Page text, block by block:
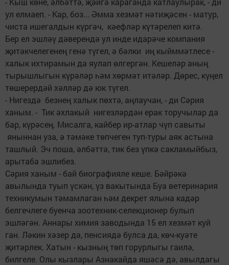
ул елмаеп. - Кар, боз... Әмма хезмәт нәтиҗәсен - матур,
чиста ишегалдын күргәч, кәефләр күтәрелеп китә.
Бер ел эшләү дәверендә ул инде идарәче компания
җитәкчелегенең генә түгел, ә бәлки иң кыйммәтлесе -
халык ихтирамын да яулап өлгергән. Кешеләр аның
тырышлыгын күрәләр һәм хөрмәт итәләр. Дөрес, күңел
төшерердәй хәлләр дә юк түгел.
- Нигездә безнең халык пөхтә, аңлаучан, - ди Сәрия
ханым. - Тик әхлакый нигезләрдән ерак торучылар да
бар, күрәсең. Мисалга, кайбер ир-атлар чүп савыты
яныннан уза, ә тәмәке төпчеген туп-туры аяк астына
ташлый. Эч поша, әлбәттә, тик без үпкә сакламыйбыз,
арытаба эшлибез.
Сәрия ханым - бай биографияле кеше. Бәйрәкә
авылында туып үскән, үз вакытында Буа ветеринария
техникумын тәмамлаган һәм декрет ялына кадәр
белгечлеге буенча зоотехник-селекционер булып
эшләгән. Аннары химия заводында 15 ел хезмәт куй
ган. Ләкин хәзер дә, пенсиядә булса да, көч-куәте
җитәрлек. Хатын - кызның төп горурлыгы гаилә,
билгеле. Олы кызлары Азнакайда яшәсә дә, авылдагы